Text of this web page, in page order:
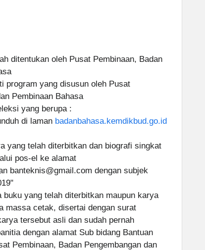
ditentukan oleh Pusat Pembinaan, Badan
program yang disusun oleh Pusat
Pembinaan Bahasa
yang berupa :
di laman badanbahasa.kemdikbud.go.id
yang telah diterbitkan dan biografi singkat
pos-el ke alamat
banteknis@gmail.com dengan subjek
yang telah diterbitkan maupun karya
massa cetak, disertai dengan surat
tersebut asli dan sudah pernah
dengan alamat Sub bidang Bantuan
Pembinaan, Badan Pengembangan dan